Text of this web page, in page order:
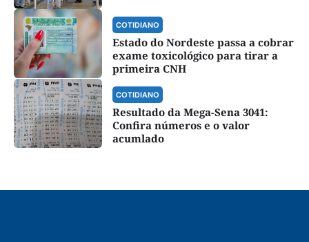
COTIDIANO
Estado do Nordeste passa a cobrar
exame toxicológico para tirar a
primeira CNH
COTIDIANO
Resultado da Mega-Sena 3041:
Confira números e o valor
acumlado